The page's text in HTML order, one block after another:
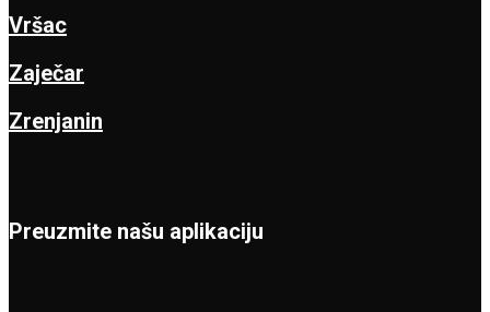
Vršac
Zaječar
Zrenjanin
Preuzmite našu aplikaciju